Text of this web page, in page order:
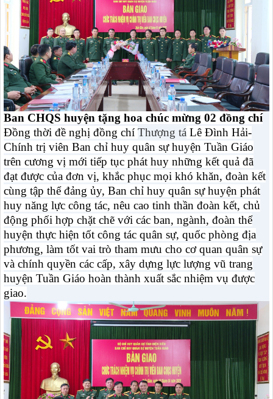
Ban CHQS huyện tặng hoa chúc mừng 02 đồng chí
Đồng thời đề nghị đồng chí Thượng tá Lê Đình Hải-
Chính trị viên Ban chỉ huy quân sự huyện Tuần Giáo
trên cương vị mới tiếp tục phát huy những kết quả đã
đạt được của đơn vị, khắc phục mọi khó khăn, đoàn kết
cùng tập thể đảng ủy, Ban chỉ huy quân sự huyện phát
huy năng lực công tác, nêu cao tinh thần đoàn kết, chủ
động phối hợp chặt chẽ với các ban, ngành, đoàn thể
huyện thực hiện tốt công tác quân sự, quốc phòng địa
phương, làm tốt vai trò tham mưu cho cơ quan quân sự
và chính quyền các cấp, xây dựng lực lượng vũ trang
huyện Tuần Giáo hoàn thành xuất sắc nhiệm vụ được
giao.